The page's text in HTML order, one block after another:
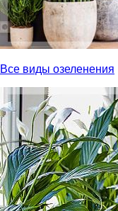
Все виды озеленения